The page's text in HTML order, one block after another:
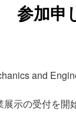
参加申
and
示の受付を